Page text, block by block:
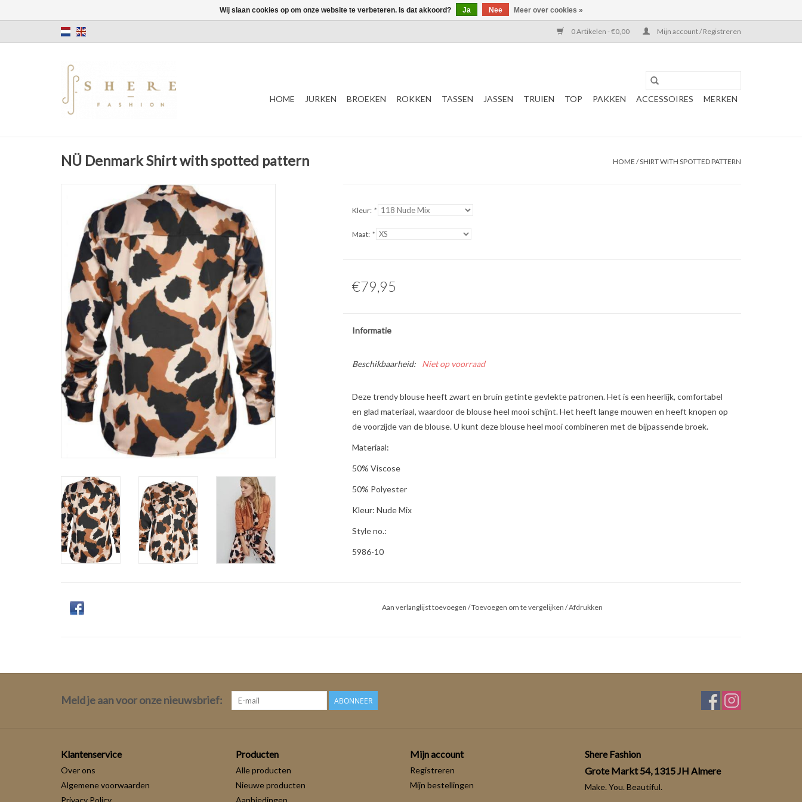
0 Artikelen - €0,00 Mijn account / Registreren
HOME JURKEN BROEKEN ROKKEN TASSEN JASSEN TRUIEN TOP PAKKEN ACCESSOIRES MERKEN
NÜ Denmark Shirt with spotted pattern HOME /SHIRT WITH SPOTTED PATTERN
Kleur: *
Maat: *
€79,95
Informatie
Beschikbaarheid: Niet op voorraad
Deze trendy blouse heeft zwart en bruin getinte gevlekte patronen. Het is een heerlijk, comfortabel
en glad materiaal, waardoor de blouse heel mooi schijnt. Het heeft lange mouwen en heeft knopen op
de voorzijde van de blouse. U kunt deze blouse heel mooi combineren met de bijpassende broek.
Materiaal:
50% Viscose
50% Polyester
Kleur: Nude Mix
Style no.:
5986-10
Aan verlanglijst toevoegen/Toevoegen om te vergelijken/Afdrukken
Meld je aan voor onze nieuwsbrief: ABONNEER
Klantenservice
Over ons
Algemene voorwaarden
Privacy Policy
Producten
Alle producten
Nieuwe producten
Aanbiedingen
Mijn account
Registreren
Mijn bestellingen
Shere Fashion
Grote Markt 54, 1315 JH Almere
Make. You. Beautiful.
Wij slaan cookies op om onze website te verbeteren. Is dat akkoord? Ja Nee Meer over cookies »